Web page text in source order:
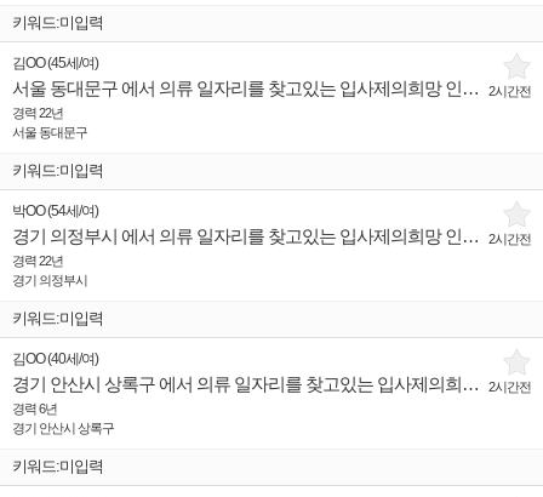
키워드:미입력
2시간전
김OO(45세 /여)
서울 동대문구 에서 의류 일자리를 찾고있는 입사제의희망 인재입니다.
경력 22년
서울 동대문구
키워드:미입력
2시간전
박OO(54세 /여)
경기 의정부시 에서 의류 일자리를 찾고있는 입사제의희망 인재입니다.
경력 22년
경기 의정부시
키워드:미입력
2시간전
김OO(40세 /여)
경기 안산시 상록구 에서 의류 일자리를 찾고있는 입사제의희망 인재입니다.
경력 6년
경기 안산시 상록구
키워드:미입력